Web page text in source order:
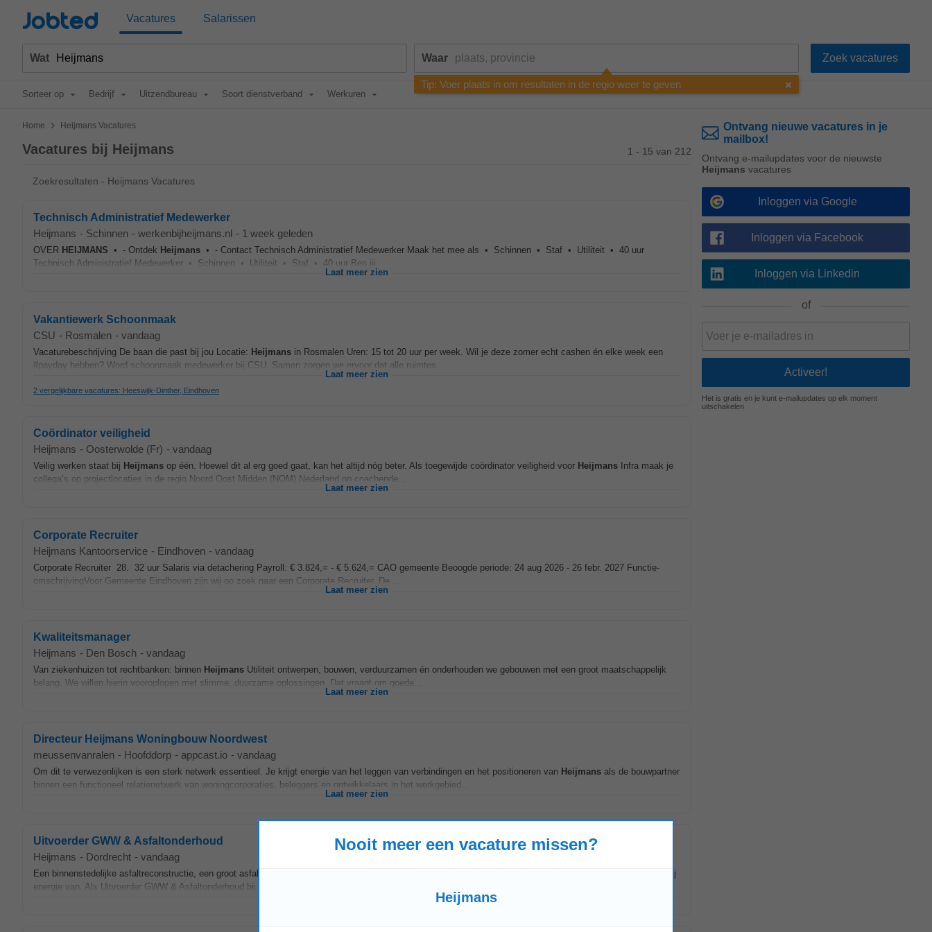
Jobted Vacatures Salarissen
Wat Waar
Tip: Voer plaats in om resultaten in de regio weer te geven
Sorteer op Bedrijf Uitzendbureau Soort dienstverband Werkuren
Home > Heijmans Vacatures
Vacatures bij Heijmans 1 - 15 van 212
Zoekresultaten - Heijmans Vacatures
Technisch Administratief Medewerker
Heijmans - Schinnen - werkenbijheijmans.nl - 1 week geleden
OVER HEIJMANS • - Ontdek Heijmans • - Contact Technisch Administratief Medewerker Maak het mee als • Schinnen • Staf • Utiliteit • 40 uur
Technisch Administratief Medewerker • Schinnen • Utiliteit • Staf • 40 uur Ben jij...
Laat meer zien
Vakantiewerk Schoonmaak
CSU - Rosmalen - vandaag
Vacaturebeschrijving De baan die past bij jou Locatie: Heijmans in Rosmalen Uren: 15 tot 20 uur per week. Wil je deze zomer echt cashen én elke week een
#payday hebben? Word schoonmaak medewerker bij CSU. Samen zorgen we ervoor dat alle ruimtes...
Laat meer zien
2 vergelijkbare vacatures: Heeswijk-Dinther, Eindhoven
Coördinator veiligheid
Heijmans - Oosterwolde (Fr) - vandaag
Veilig werken staat bij Heijmans op één. Hoewel dit al erg goed gaat, kan het altijd nóg beter. Als toegewijde coördinator veiligheid voor Heijmans Infra maak je
collega’s op projectlocaties in de regio Noord Oost Midden (NOM) Nederland op coachende...
Laat meer zien
Corporate Recruiter
Heijmans Kantoorservice - Eindhoven - vandaag
Corporate Recruiter 28. 32 uur Salaris via detachering Payroll: € 3.824,= - € 5.624,= CAO gemeente Beoogde periode: 24 aug 2026 - 26 febr. 2027 Functie-
omschrijvingVoor Gemeente Eindhoven zijn wij op zoek naar een Corporate Recruiter. De...
Laat meer zien
Kwaliteitsmanager
Heijmans - Den Bosch - vandaag
Van ziekenhuizen tot rechtbanken: binnen Heijmans Utiliteit ontwerpen, bouwen, verduurzamen én onderhouden we gebouwen met een groot maatschappelijk
belang. We willen hierin vooroplopen met slimme, duurzame oplossingen. Dat vraagt om goede...
Laat meer zien
Directeur Heijmans Woningbouw Noordwest
meussenvanralen - Hoofddorp - appcast.io - vandaag
Om dit te verwezenlijken is een sterk netwerk essentieel. Je krijgt energie van het leggen van verbindingen en het positioneren van Heijmans als de bouwpartner
binnen een functioneel relatienetwerk van woningcorporaties, beleggers en ontwikkelaars in het werkgebied...
Laat meer zien
Uitvoerder GWW & Asfaltonderhoud
Heijmans - Dordrecht - vandaag
Een binnenstedelijke asfaltreconstructie, een groot asfaltonderhoudsproject of een weekend waarin een complete asfaltverharding wordt vervangen? Daar krijg jij
energie van. Als Uitvoerder GWW & Asfaltonderhoud bij
Ontvang nieuwe vacatures in je
mailbox!
Ontvang e-mailupdates voor de nieuwste
Heijmans vacatures
Inloggen via Google
Inloggen via Facebook
Inloggen via Linkedin
of
Het is gratis en je kunt e-mailupdates op elk moment
uitschakelen
Nooit meer een vacature missen?
Heijmans